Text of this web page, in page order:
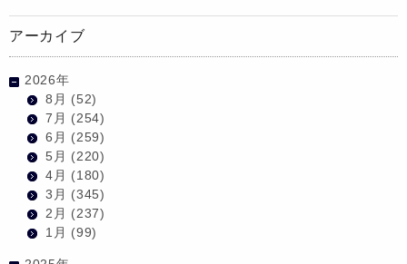
アーカイブ
2026年
8月 (52)
7月 (254)
6月 (259)
5月 (220)
4月 (180)
3月 (345)
2月 (237)
1月 (99)